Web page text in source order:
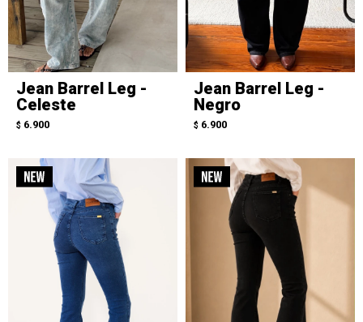
Jean Barrel Leg -
Celeste
$ 6.900
Jean Barrel Leg -
Negro
$ 6.900